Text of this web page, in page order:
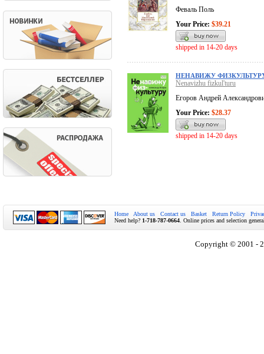
Феваль Поль
Your Price: $39.21
shipped in 14-20 days
НЕНАВИЖУ
Nenavizhu fizkul'turu
Егоров Андрей
Your Price: $28.37
shipped in 14-20 days
Home About us Contact us Basket Return Policy
Need help? 1-718-787-0664 . Online prices and selection
Copyright © 2001 -